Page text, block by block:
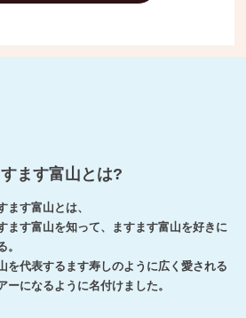
すます富山とは?
ます富山とは、
ます富山を知って、ますます富山を好きに
。
を代表するます寿しのように広く愛される
ーになるように名付けました。